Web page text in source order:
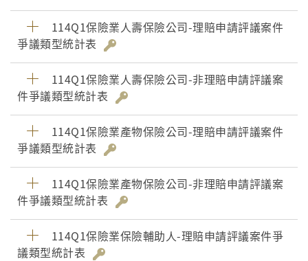
114Q1保險業人壽保險公司-理賠申請評議案件
爭議類型統計表
114Q1保險業人壽保險公司-非理賠申請評議案
件爭議類型統計表
114Q1保險業產物保險公司-理賠申請評議案件
爭議類型統計表
114Q1保險業產物保險公司-非理賠申請評議案
件爭議類型統計表
114Q1保險業保險輔助人-理賠申請評議案件爭
議類型統計表